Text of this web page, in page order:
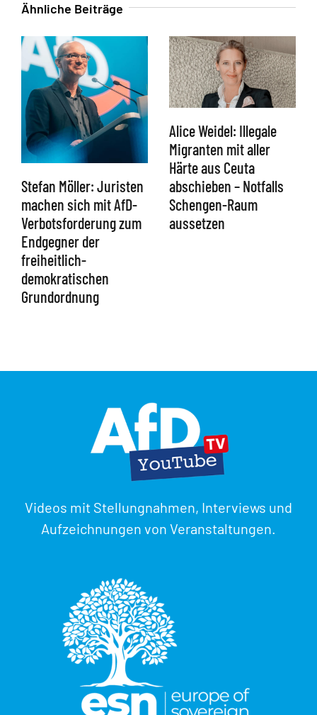
Ähnliche Beiträge
Stefan Möller: Juristen
machen sich mit AfD-
Verbotsforderung zum
Endgegner der
freiheitlich-
demokratischen
Grundordnung
Alice Weidel: Illegale
Migranten mit aller
Härte aus Ceuta
abschieben – Notfalls
Schengen-Raum
aussetzen
Videos mit Stellungnahmen, Interviews und
Aufzeichnungen von Veranstaltungen.